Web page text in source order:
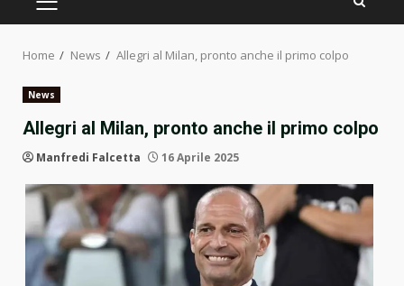
PRIMARY
MENU
Home News Allegri al Milan, pronto anche il primo colpo
News
Allegri al Milan, pronto anche il primo colpo
Manfredi Falcetta 16 Aprile 2025